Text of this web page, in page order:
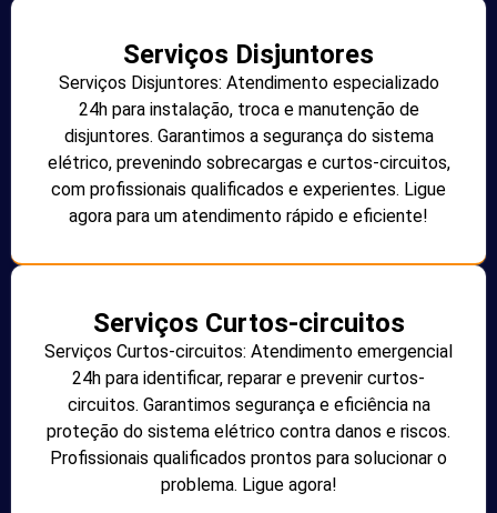
Serviços Disjuntores
Serviços Disjuntores: Atendimento especializado
24h para instalação, troca e manutenção de
disjuntores. Garantimos a segurança do sistema
elétrico, prevenindo sobrecargas e curtos-circuitos,
com profissionais qualificados e experientes. Ligue
agora para um atendimento rápido e eficiente!
Serviços Curtos-circuitos
Serviços Curtos-circuitos: Atendimento emergencial
24h para identificar, reparar e prevenir curtos-
circuitos. Garantimos segurança e eficiência na
proteção do sistema elétrico contra danos e riscos.
Profissionais qualificados prontos para solucionar o
problema. Ligue agora!